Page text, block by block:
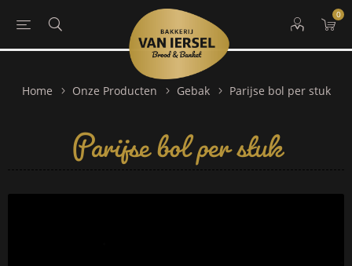
0
Home Onze Producten Gebak Parijse bol per stuk
Parijse bol per stuk